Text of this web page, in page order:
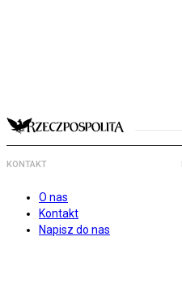
KONTAKT
O nas
Kontakt
Napisz do nas